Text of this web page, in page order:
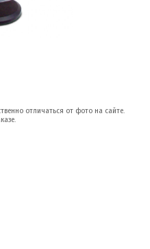
отличаться от фото на сайте.